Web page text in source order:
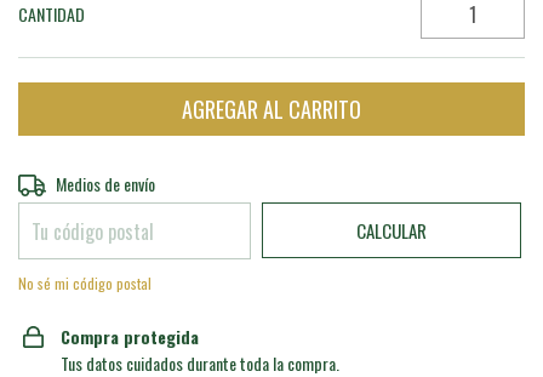
CANTIDAD
Entregas para el CP:
Medios de envío
CALCULAR
No sé mi código postal
Compra protegida
Tus datos cuidados durante toda la compra.